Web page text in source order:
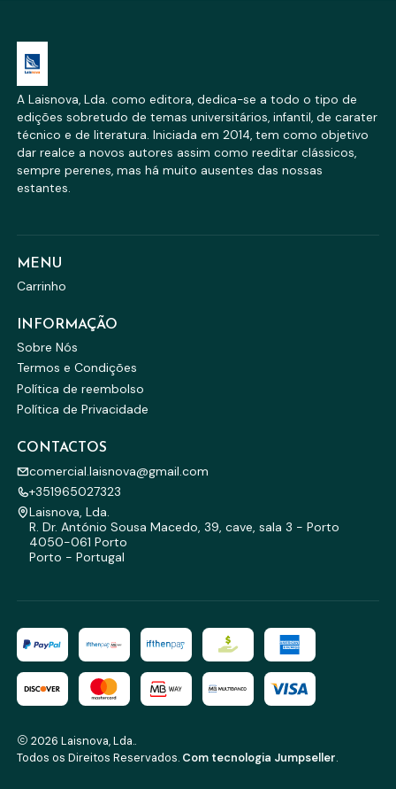
A Laisnova, Lda. como editora, dedica-se a todo o tipo de
edições sobretudo de temas universitários, infantil, de carater
técnico e de literatura. Iniciada em 2014, tem como objetivo
dar realce a novos autores assim como reeditar clássicos,
sempre perenes, mas há muito ausentes das nossas
estantes.
MENU
Carrinho
INFORMAÇÃO
Sobre Nós
Termos e Condições
Política de reembolso
Política de Privacidade
CONTACTOS
comercial.laisnova@gmail.com
+351965027323
Laisnova, Lda.
R. Dr. António Sousa Macedo, 39, cave, sala 3 - Porto
4050-061 Porto
Porto - Portugal
2026 Laisnova, Lda..
Todos os Direitos Reservados. Com tecnologia Jumpseller.